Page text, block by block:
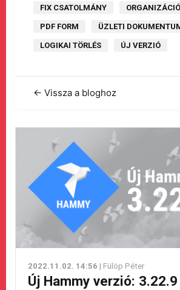
FIX CSATOLMÁNY
PDF FORM ÜZLETI
LOGIKAI TÖRLÉS ÚJ VERZIÓ
← Vissza a bloghoz
2022.11.02. 14:56 | Fülöp Péter
Új Hammy verzió: 3.22.9